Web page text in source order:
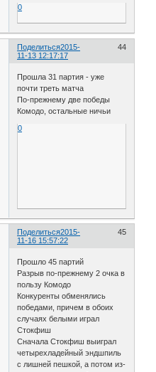
0
Поделиться 44
2015-
11-13 12:17:17
Прошла 31 партия - уже
почти треть матча
По-прежнему две победы
Комодо, остальные ничьи
0
Поделиться 45
2015-
11-16 15:57:22
Прошло 45 партий
Разрыв по-прежнему 2 очка в
пользу Комодо
Конкуренты обменялись
победами, причем в обоих
случаях белыми играл
Стокфиш
Сначала Стокфиш выиграл
четырехладейный эндшпиль
с лишней пешкой, а потом из-